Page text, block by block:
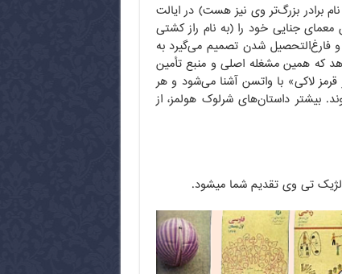
(که اتفاقاً نام برادر بزرگ‌تر وی نیز هست) در ایالت
معمای جنایی خود را (به نام راز کشتی
و فارغ‌التحصیل شدن تصمیم می‌گیرد به
که همین مشغله اصلی و منبع تأمین
لاکی» با واتسن آشنا می‌شود و هر
ساکن می‌شوند. بیشتر داستان‌های شرلوک هولمز، از
تی وی تقدیم شما میشود.